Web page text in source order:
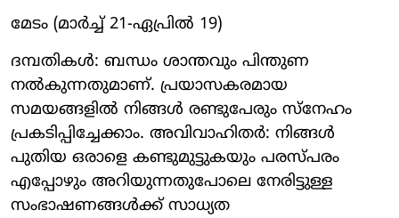
മേടം (മാര്‍ച്ച് 21-ഏപ്രില്‍ 19)
ദമ്പതികള്‍: ബന്ധം ശാന്തവും പിന്തുണ
നല്‍കുന്നതുമാണ്. പ്രയാസകരമായ
സമയങ്ങളില്‍ നിങ്ങള്‍ രണ്ടുപേരും സ്‌നേഹം
പ്രകടിപ്പിച്ചേക്കാം. അവിവാഹിതര്‍: നിങ്ങള്‍
പുതിയ ഒരാളെ കണ്ടുമുട്ടുകയും പരസ്പരം
എപ്പോഴും അറിയുന്നതുപോലെ നേരിട്ടുള്ള
സംഭാഷണങ്ങള്‍ക്ക് സാധ്യത